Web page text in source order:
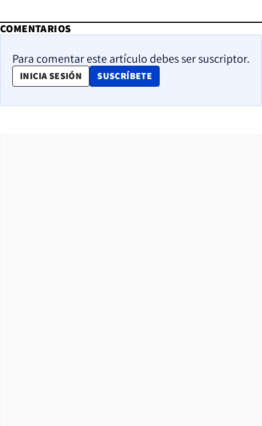
COMENTARIOS
Para comentar este artículo debes ser suscriptor.
INICIA SESIÓN SUSCRÍBETE
OPENS IN NEW WINDOW